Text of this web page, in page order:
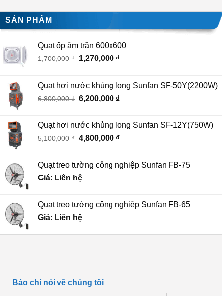
SẢN PHẨM
Quạt ốp âm trần 600x600
1,700,000₫ Giá
1,700,000 ₫.
1,270,000 ₫
là:
Quạt hơi nước khủng long Sunfan SF-50Y(2200W)
6,800,000₫ Giá
6,800,000 ₫.
6,200,000 ₫
là:
Quạt hơi nước khủng long Sunfan SF-12Y(750W)
5,100,000₫ Giá
5,100,000 ₫.
4,800,000 ₫
là:
Quạt treo tường công nghiệp Sunfan FB-75
Giá: Liên hệ
Quạt treo tường công nghiệp Sunfan FB-65
Giá: Liên hệ
Báo chí nói về chúng tôi